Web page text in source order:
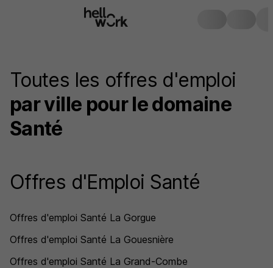
Toutes les offres d'emploi
par ville pour le domaine
Santé
Offres d'Emploi Santé
Offres d'emploi Santé La Gorgue
Offres d'emploi Santé La Gouesnière
Offres d'emploi Santé La Grand-Combe